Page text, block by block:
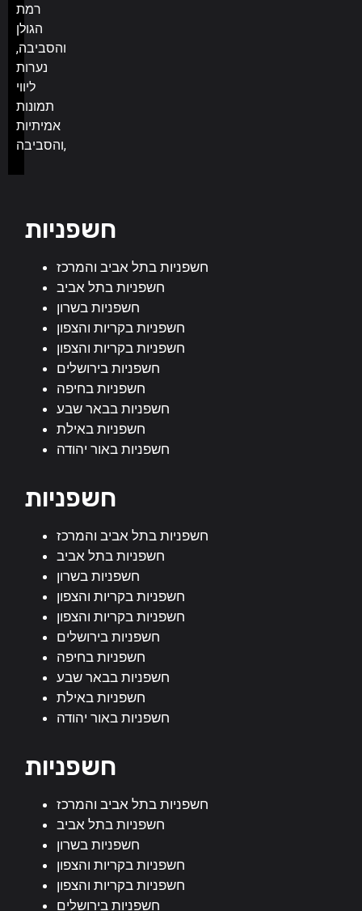
רמת
הגולן
והסביבה,
נערות
ליווי
תמונות
אמיתיות
והסביבה,
חשפניות
חשפניות בתל אביב והמרכז
חשפניות בתל אביב
חשפניות בשרון
חשפניות בקריות והצפון
חשפניות בקריות והצפון
חשפניות בירושלים
חשפניות בחיפה
חשפניות בבאר שבע
חשפניות באילת
חשפניות באור יהודה
חשפניות
חשפניות בתל אביב והמרכז
חשפניות בתל אביב
חשפניות בשרון
חשפניות בקריות והצפון
חשפניות בקריות והצפון
חשפניות בירושלים
חשפניות בחיפה
חשפניות בבאר שבע
חשפניות באילת
חשפניות באור יהודה
חשפניות
חשפניות בתל אביב והמרכז
חשפניות בתל אביב
חשפניות בשרון
חשפניות בקריות והצפון
חשפניות בקריות והצפון
חשפניות בירושלים